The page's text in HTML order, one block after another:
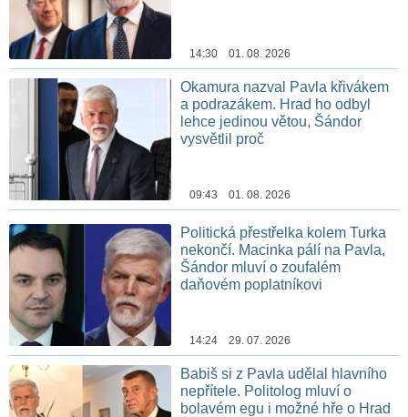
14:30 01. 08. 2026
Okamura nazval Pavla křivákem
a podrazákem. Hrad ho odbyl
lehce jedinou větou, Šándor
vysvětlil proč
09:43 01. 08. 2026
Politická přestřelka kolem Turka
nekončí. Macinka pálí na Pavla,
Šándor mluví o zoufalém
daňovém poplatníkovi
14:24 29. 07. 2026
Babiš si z Pavla udělal hlavního
nepřítele. Politolog mluví o
bolavém egu i možné hře o Hrad